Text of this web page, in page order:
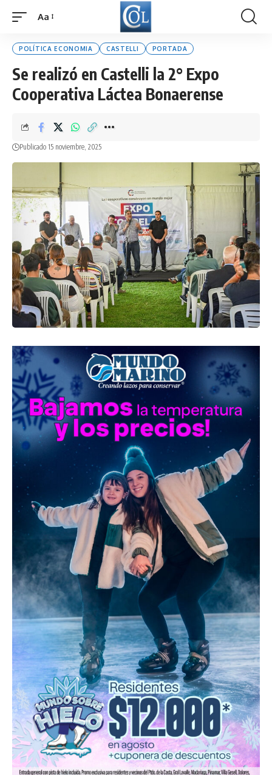
Font
Aa
POLÍTICA ECONOMIA CASTELLI PORTADA
Se realizó en Castelli la 2° Expo
Cooperativa Láctea Bonaerense
Publicado 15 noviembre, 2025